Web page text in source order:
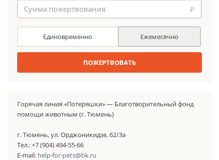
₽
Единовременно Ежемесячно
ПОЖЕРТВОВАТЬ
Горячая линия «Потеряшки» — Благотворительный фонд
помощи животным (г. Тюмень)
г. Тюмень, ул. Орджоникидзе, 62/3а
Тел.: +7 (904) 494-55-66
E-mail: help-for-pets@bk.ru